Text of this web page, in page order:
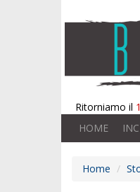
Ritorniamo il
HOME
Home